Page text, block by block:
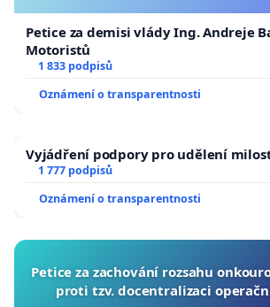
Petice za demisi vlády Ing. Andreje
Motoristů
1 833 podpisů
Oznámení o transparentnosti
Vyjádření podpory pro udělení
1 777 podpisů
Oznámení o transparentnosti
Petice za zachování rozsahu
proti tzv. docentralizaci